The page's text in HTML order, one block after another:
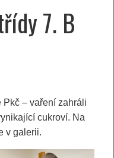
7. B
Pkč – vaření zahráli
cukroví. Na
v galerii.